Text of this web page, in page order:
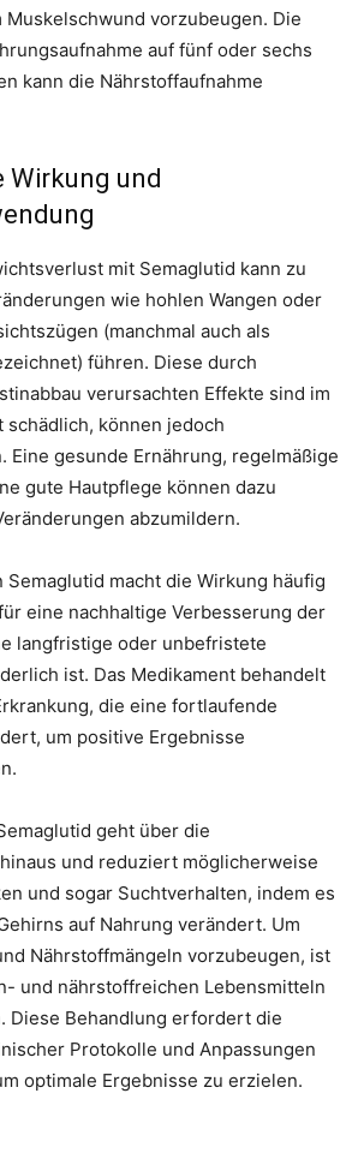
vorzubeugen. Die
auf fünf oder sechs
kann die Nährstoffaufnahme
Wirkung und
mit Semaglutid kann zu
wie hohlen Wangen oder
(manchmal auch als
führen. Diese durch
verursachten Effekte sind im
schädlich, können jedoch
Eine gesunde Ernährung, regelmäßige
gute Hautpflege können dazu
abzumildern.
Semaglutid macht die Wirkung häufig
eine nachhaltige Verbesserung der
langfristige oder unbefristete
ist. Das Medikament behandelt
die eine fortlaufende
um positive Ergebnisse
geht über die
und reduziert möglicherweise
und sogar Suchtverhalten, indem es
auf Nahrung verändert. Um
Nährstoffmängeln vorzubeugen, ist
und nährstoffreichen Lebensmitteln
Diese Behandlung erfordert die
Protokolle und Anpassungen
optimale Ergebnisse zu erzielen.